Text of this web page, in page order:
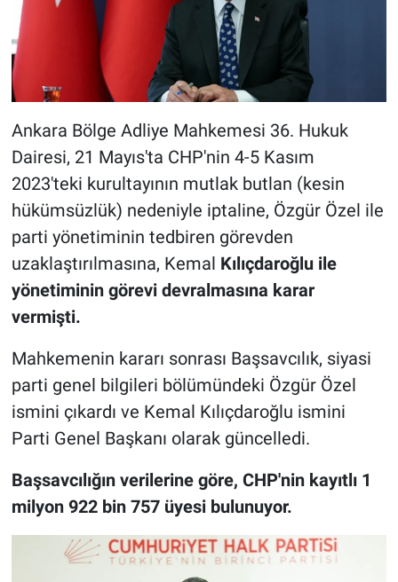
Ankara Bölge Adliye Mahkemesi 36. Hukuk
Dairesi, 21 Mayıs'ta CHP'nin 4-5 Kasım
2023'teki kurultayının mutlak butlan (kesin
hükümsüzlük) nedeniyle iptaline, Özgür Özel ile
parti yönetiminin tedbiren görevden
uzaklaştırılmasına, Kemal Kılıçdaroğlu ile
yönetiminin görevi devralmasına karar
vermişti.
Mahkemenin kararı sonrası Başsavcılık, siyasi
parti genel bilgileri bölümündeki Özgür Özel
ismini çıkardı ve Kemal Kılıçdaroğlu ismini
Parti Genel Başkanı olarak güncelledi.
Başsavcılığın verilerine göre, CHP'nin kayıtlı 1
milyon 922 bin 757 üyesi bulunuyor.